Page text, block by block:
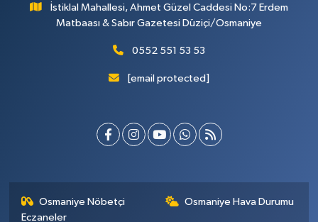
İstiklal Mahallesi, Ahmet Güzel Caddesi No:7 Erdem
Matbaası & Sabır Gazetesi Düziçi/Osmaniye
0552 551 53 53
[email protected]
Osmaniye Nöbetçi
Eczaneler
Osmaniye Hava Durumu